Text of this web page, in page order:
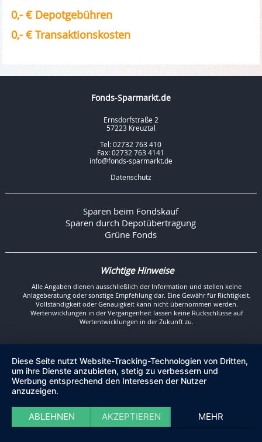
0,- € Depotgebühren
0,- € Transaktionskosten
Fonds-Sparmarkt.de
Ernsdorfstraße 2
57223 Kreuztal
Tel: 02732 763 410
Fax: 02732 763 4141
info@fonds-sparmarkt.de
Datenschutz
Sparen beim Fondskauf
Sparen durch Depotübertragung
Grüne Fonds
Wichtige Hinweise
Alle Angaben dienen ausschließlich der Information und stellen keine
Anlageberatung oder sonstige Empfehlung dar. Eine Gewähr für Richtigkeit,
Vollständigkeit oder Genauigkeit kann nicht übernommen werden.
Wertenwicklungen in der Vergangenheit lassen keine Rückschlüsse auf
Wertentwicklungen in der Zukunft zu.
Diese Seite nutzt Website-Tracking-Technologien von Dritten,
um ihre Dienste anzubieten, stetig zu verbessern und
Werbung entsprechend den Interessen der Nutzer
anzuzeigen.
ABLEHNEN AKZEPTIEREN MEHR